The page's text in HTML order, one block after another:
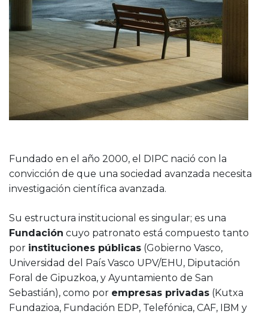
Fundado en el año 2000, el DIPC nació con la
convicción de que una sociedad avanzada necesita
investigación científica avanzada.
Su estructura institucional es singular; es una
Fundación cuyo patronato está compuesto tanto
por instituciones públicas (Gobierno Vasco,
Universidad del País Vasco UPV/EHU, Diputación
Foral de Gipuzkoa, y Ayuntamiento de San
Sebastián), como por empresas privadas (Kutxa
Fundazioa, Fundación EDP, Telefónica, CAF, IBM y